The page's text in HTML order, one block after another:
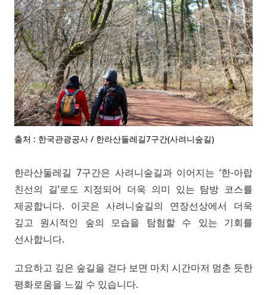
출처 : 한국관광공사 / 한라산둘레길7구간(사려니숲길)
한라산둘레길 7구간은 사려니숲길과 이어지는 ‘한-아랍
친선의 길’로도 지정되어 더욱 의미 있는 탐방 코스를
제공합니다. 이곳은 사려니숲길의 연장선상에서 더욱
깊고 원시적인 숲의 모습을 탐험할 수 있는 기회를
선사합니다.
고요하고 깊은 숲길을 걷다 보면 마치 시간마저 멈춘 듯한
평화로움을 느낄 수 있습니다.